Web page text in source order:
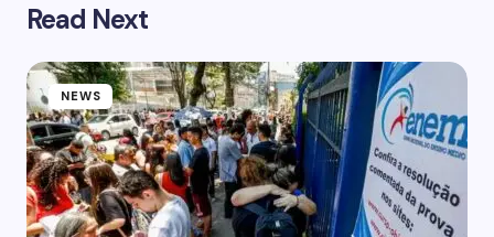
Read Next
NEWS